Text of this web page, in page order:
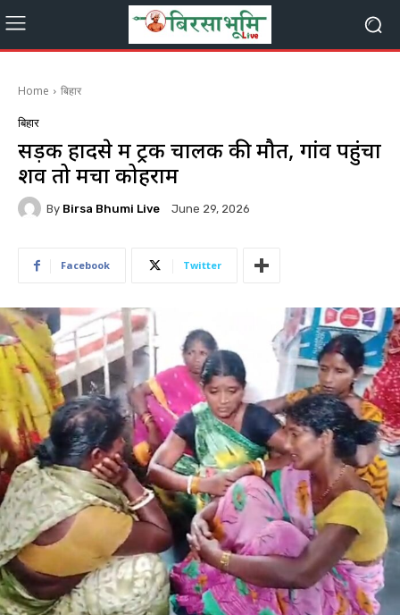
Home बिहार
बिहार
सड़क हादसे में ट्रक चालक की मौत, गांव पहुंचा
शव तो मचा कोहराम
By Birsa Bhumi Live June 29, 2026
Facebook Twitter